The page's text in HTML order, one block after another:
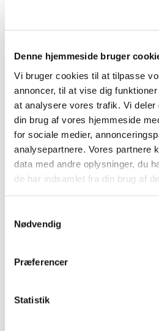
Denne hjemmeside bruger
Vi bruger cookies til at tilpasse
annoncer, til at vise dig
at analysere vores trafik. Vi deler
din brug af vores hjemmeside
for sociale medier,
analysepartnere. Vores partnere
data med andre oplysninger, du
de har indsamlet fra din brug af
Nødvendig
Præferencer
Statistik
Der serveres brød og kaffe/
10.00, hvorefter der vil være
slutter vi af med farvelsang kl.
Det er gratis at deltage.